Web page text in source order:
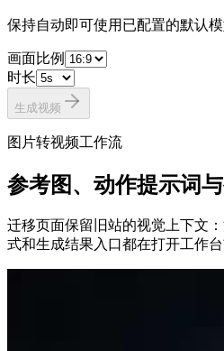
保持自动即可使用已配置的默认模
画面比例
时长
生成视频
图片转视频工作流
参考图、动作提示词
迁移页面保留旧站的视觉上下文
式和生成结果入口都在打开工作台